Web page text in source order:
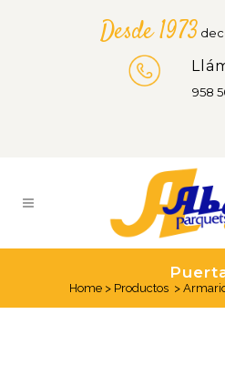
Desde 1973
958
Home > Productos >